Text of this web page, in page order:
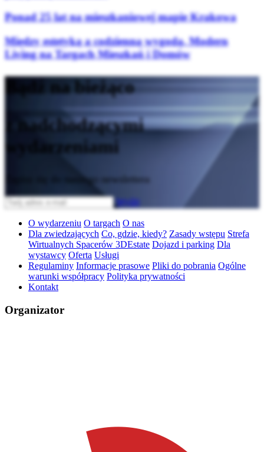
Ponad 25 lat na mieszkaniowej mapie Krakowa
Między estetyką a codzienną wygodą. Modern
Living na Targach Mieszkań i Domów
Bądź na bieżąco
z nadchodzącymi
wydarzeniami
Zapisz się do naszego newslettera
O wydarzeniu O targach O nas
Dla zwiedzających Co, gdzie, kiedy? Zasady wstępu Strefa
Wirtualnych Spacerów 3DEstate Dojazd i parking Dla
wystawcy Oferta Usługi
Regulaminy Informacje prasowe Pliki do pobrania Ogólne
warunki współpracy Polityka prywatności
Kontakt
Organizator